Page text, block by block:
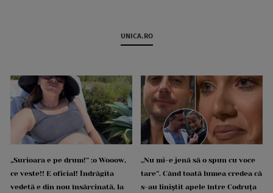
UNICA.RO
„Surioara e pe drum!” :o Wooow,
ce veste!! E oficial! Îndrăgita
vedetă e din nou însărcinată, la
„Nu mi-e jenă să o spun cu voce
tare”. Când toată lumea credea că
s-au liniștit apele între Codruța